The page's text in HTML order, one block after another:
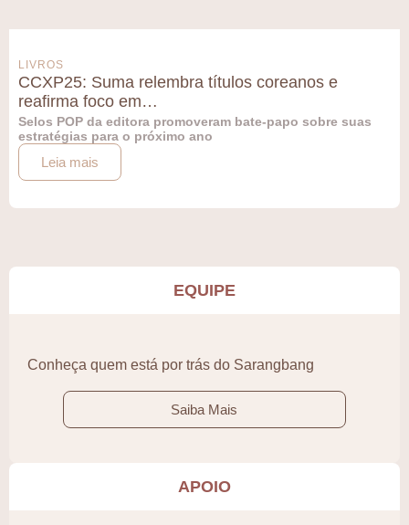
LIVROS
CCXP25: Suma relembra títulos coreanos e
reafirma foco em…
Selos POP da editora promoveram bate-papo sobre suas
estratégias para o próximo ano
Leia mais
EQUIPE
Conheça quem está por trás do Sarangbang
Saiba Mais
APOIO